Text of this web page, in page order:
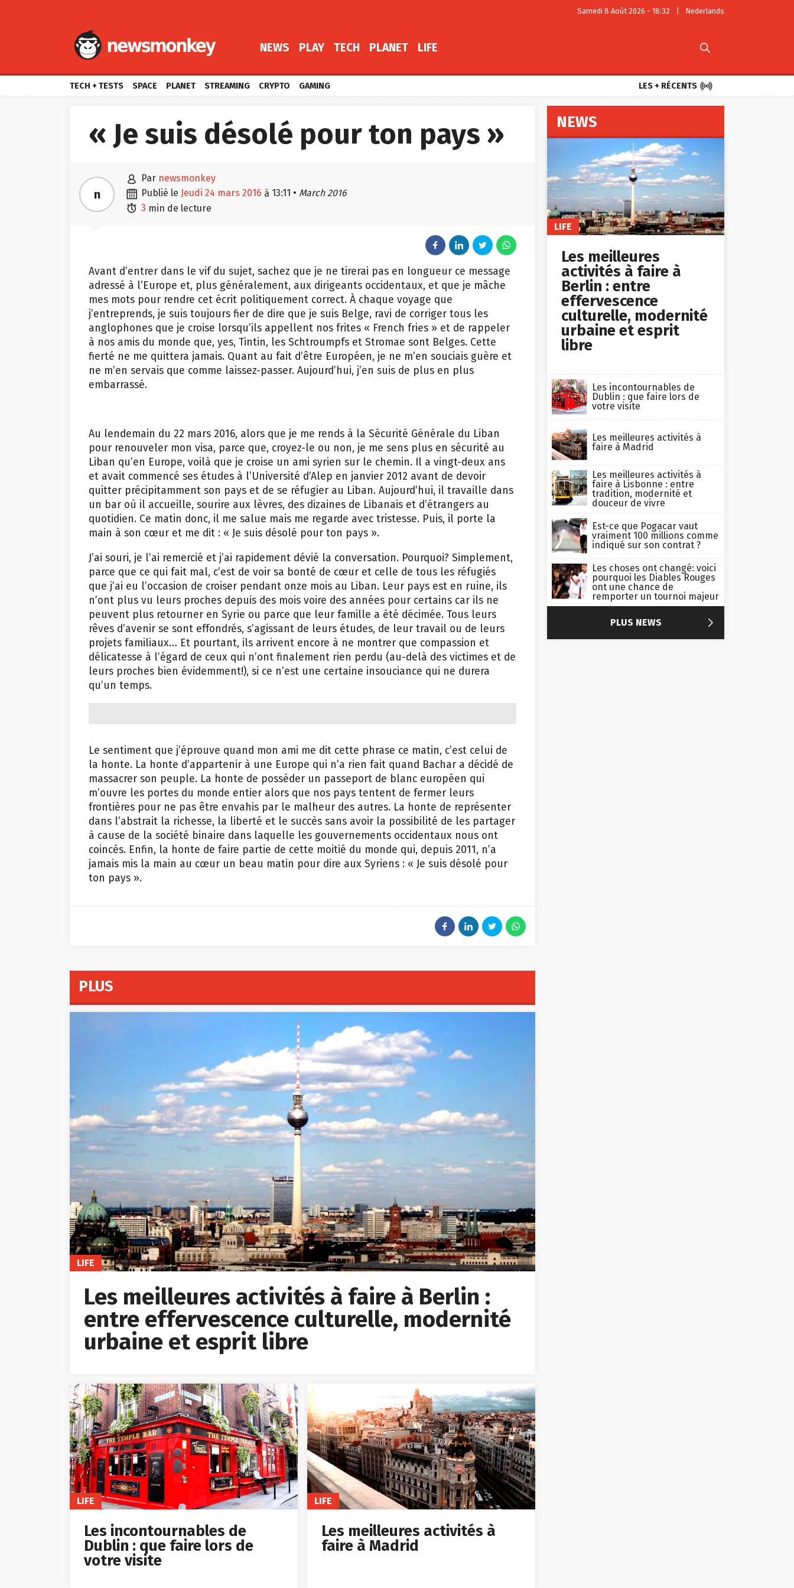
Samedi 8 Août 2026 - 18:32 Nederlands
NEWS PLAY TECH PLANET LIFE 
TECH + TESTS SPACE PLANET STREAMING CRYPTO GAMING LES + RÉCENTS 
« Je suis désolé pour ton pays »
n
 par newsmonkey
 publié le jeudi 24 mars 2016 à 13:11 • March 2016
 3 min de lecture
Avant d’entrer dans le vif du sujet, sachez que je ne tirerai pas en longueur ce message
adressé à l’Europe et, plus généralement, aux dirigeants occidentaux, et que je mâche
mes mots pour rendre cet écrit politiquement correct. À chaque voyage que
j’entreprends, je suis toujours fier de dire que je suis Belge, ravi de corriger tous les
anglophones que je croise lorsqu’ils appellent nos frites « French fries » et de rappeler
à nos amis du monde que, yes, Tintin, les Schtroumpfs et Stromae sont Belges. Cette
fierté ne me quittera jamais. Quant au fait d’être Européen, je ne m’en souciais guère et
ne m’en servais que comme laissez-passer. Aujourd’hui, j’en suis de plus en plus
embarrassé.
Au lendemain du 22 mars 2016, alors que je me rends à la Sécurité Générale du Liban
pour renouveler mon visa, parce que, croyez-le ou non, je me sens plus en sécurité au
Liban qu’en Europe, voilà que je croise un ami syrien sur le chemin. Il a vingt-deux ans
et avait commencé ses études à l’Université d’Alep en janvier 2012 avant de devoir
quitter précipitamment son pays et de se réfugier au Liban. Aujourd’hui, il travaille dans
un bar où il accueille, sourire aux lèvres, des dizaines de Libanais et d’étrangers au
quotidien. Ce matin donc, il me salue mais me regarde avec tristesse. Puis, il porte la
main à son cœur et me dit : « Je suis désolé pour ton pays ».
J’ai souri, je l’ai remercié et j’ai rapidement dévié la conversation. Pourquoi? Simplement,
parce que ce qui fait mal, c’est de voir sa bonté de cœur et celle de tous les réfugiés
que j’ai eu l’occasion de croiser pendant onze mois au Liban. Leur pays est en ruine, ils
n’ont plus vu leurs proches depuis des mois voire des années pour certains car ils ne
peuvent plus retourner en Syrie ou parce que leur famille a été décimée. Tous leurs
rêves d’avenir se sont effondrés, s’agissant de leurs études, de leur travail ou de leurs
projets familiaux… Et pourtant, ils arrivent encore à ne montrer que compassion et
délicatesse à l’égard de ceux qui n’ont finalement rien perdu (au-delà des victimes et de
leurs proches bien évidemment!), si ce n’est une certaine insouciance qui ne durera
qu’un temps.
Le sentiment que j’éprouve quand mon ami me dit cette phrase ce matin, c’est celui de
la honte. La honte d’appartenir à une Europe qui n’a rien fait quand Bachar a décidé de
massacrer son peuple. La honte de posséder un passeport de blanc européen qui
m’ouvre les portes du monde entier alors que nos pays tentent de fermer leurs
frontières pour ne pas être envahis par le malheur des autres. La honte de représenter
dans l’abstrait la richesse, la liberté et le succès sans avoir la possibilité de les partager
à cause de la société binaire dans laquelle les gouvernements occidentaux nous ont
coincés. Enfin, la honte de faire partie de cette moitié du monde qui, depuis 2011, n’a
jamais mis la main au cœur un beau matin pour dire aux Syriens : « Je suis désolé pour
ton pays ».
PLUS
LIFE
Les meilleures activités à faire à Berlin :
entre effervescence culturelle, modernité
urbaine et esprit libre
LIFE
Les incontournables de
Dublin : que faire lors de
votre visite
LIFE
Les meilleures activités à
faire à Madrid
NEWS
LIFE
Les meilleures
activités à faire à
Berlin : entre
effervescence
culturelle, modernité
urbaine et esprit
libre
Les incontournables de
Dublin : que faire lors de
votre visite
Les meilleures activités à
faire à Madrid
Les meilleures activités à
faire à Lisbonne : entre
tradition, modernité et
douceur de vivre
Est-ce que Pogacar vaut
vraiment 100 millions comme
indiqué sur son contrat ?
Les choses ont changé: voici
pourquoi les Diables Rouges
ont une chance de
remporter un tournoi majeur
PLUS NEWS 